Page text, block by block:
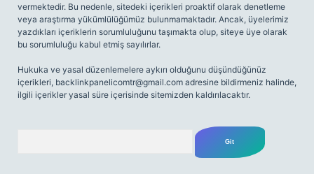
vermektedir. Bu nedenle, sitedeki içerikleri proaktif olarak denetleme
veya araştırma yükümlülüğümüz bulunmamaktadır. Ancak, üyelerimiz
yazdıkları içeriklerin sorumluluğunu taşımakta olup, siteye üye olarak
bu sorumluluğu kabul etmiş sayılırlar.
Hukuka ve yasal düzenlemelere aykırı olduğunu düşündüğünüz
içerikleri, backlinkpanelicomtr@gmail.com adresine bildirmeniz halinde,
ilgili içerikler yasal süre içerisinde sitemizden kaldırılacaktır.